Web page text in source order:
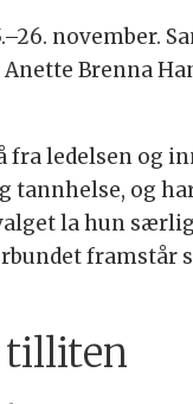
november.
Brenna
fra ledelsen og
tannhelse, og
la hun
framstår
tilliten